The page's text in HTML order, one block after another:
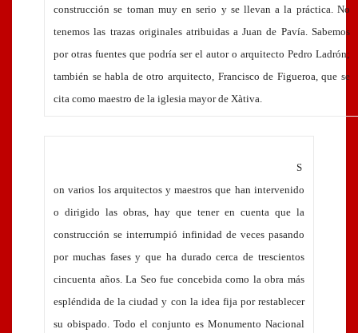
construcción se toman muy en serio y se llevan a la práctica. No
tenemos las trazas originales atribuidas a Juan de Pavía. Sabemos
por otras fuentes que podría ser el autor o arquitecto Pedro Ladrón;
también se habla de otro arquitecto, Francisco de Figueroa, que se
cita como maestro de la iglesia mayor de Xàtiva.
S
on varios los arquitectos y maestros que han intervenido
o dirigido las obras, hay que tener en cuenta que la
construcción se interrumpió infinidad de veces pasando
por muchas fases y que ha durado cerca de trescientos
cincuenta años. La Seo fue concebida como la obra más
espléndida de la ciudad y con la idea fija por restablecer
su obispado. Todo el conjunto es Monumento Nacional